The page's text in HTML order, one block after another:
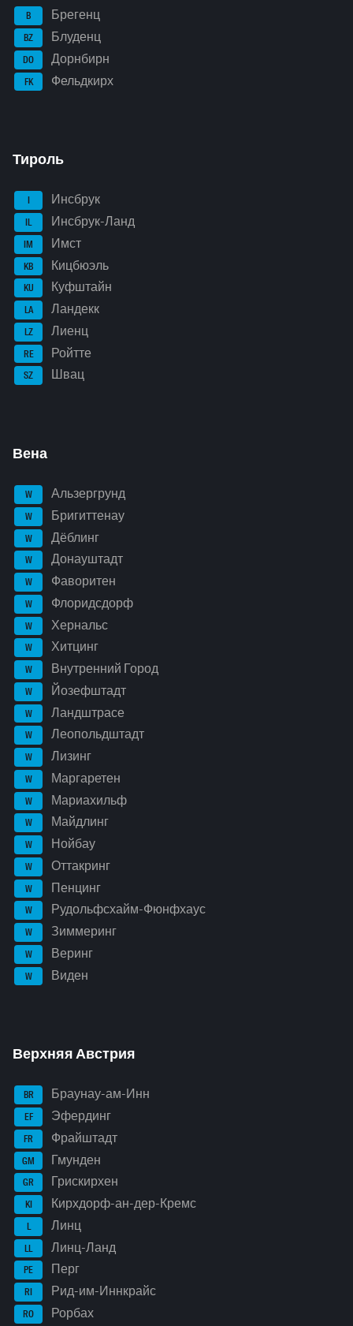
B Брегенц
BZ Блуденц
DO Дорнбирн
FK Фельдкирх
Тироль
I Инсбрук
IL Инсбрук-Ланд
IM Имст
KB Кицбюэль
KU Куфштайн
LA Ландекк
LZ Лиенц
RE Ройтте
SZ Швац
Вена
W Альзергрунд
W Бригиттенау
W Дёблинг
W Донауштадт
W Фаворитен
W Флоридсдорф
W Хернальс
W Хитцинг
W Внутренний Город
W Йозефштадт
W Ландштрасе
W Леопольдштадт
W Лизинг
W Маргаретен
W Мариахильф
W Майдлинг
W Нойбау
W Оттакринг
W Пенцинг
W Рудольфсхайм-Фюнфхаус
W Зиммеринг
W Веринг
W Виден
Верхняя Австрия
BR Браунау-ам-Инн
EF Эфердинг
FR Фрайштадт
GM Гмунден
GR Грискирхен
KI Кирхдорф-ан-дер-Кремс
L Линц
LL Линц-Ланд
PE Перг
RI Рид-им-Иннкрайс
RO Рорбах